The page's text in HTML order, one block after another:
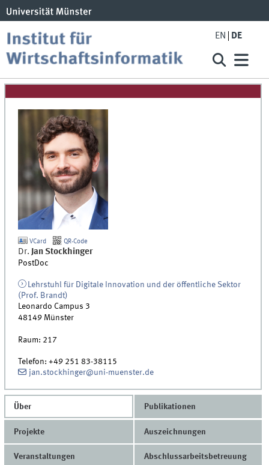
EN DE
VCard QR-Code
Dr. Jan Stockhinger
PostDoc
Lehrstuhl für Digitale Innovation und der öffentliche Sektor
(Prof. Brandt)
Leonardo Campus 3
48149 Münster
Raum: 217
Telefon:+49 251 83-38115
jan.stockhinger@uni-muenster.de
Über Publikationen
Projekte Auszeichnungen
Veranstaltungen Abschlussarbeitsbetreuung